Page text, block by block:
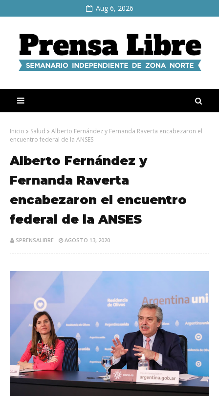
Aug 6, 2026
Inicio Salud
Alberto Fernández y Fernanda Raverta encabezaron el
encuentro federal de la ANSES
Alberto Fernández y
Fernanda Raverta
encabezaron el encuentro
federal de la ANSES
SPRENSALIBRE AGOSTO 13, 2020